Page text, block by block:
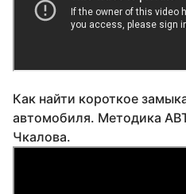
Как найти короткое
автомобиля. Методика
Чкалова.